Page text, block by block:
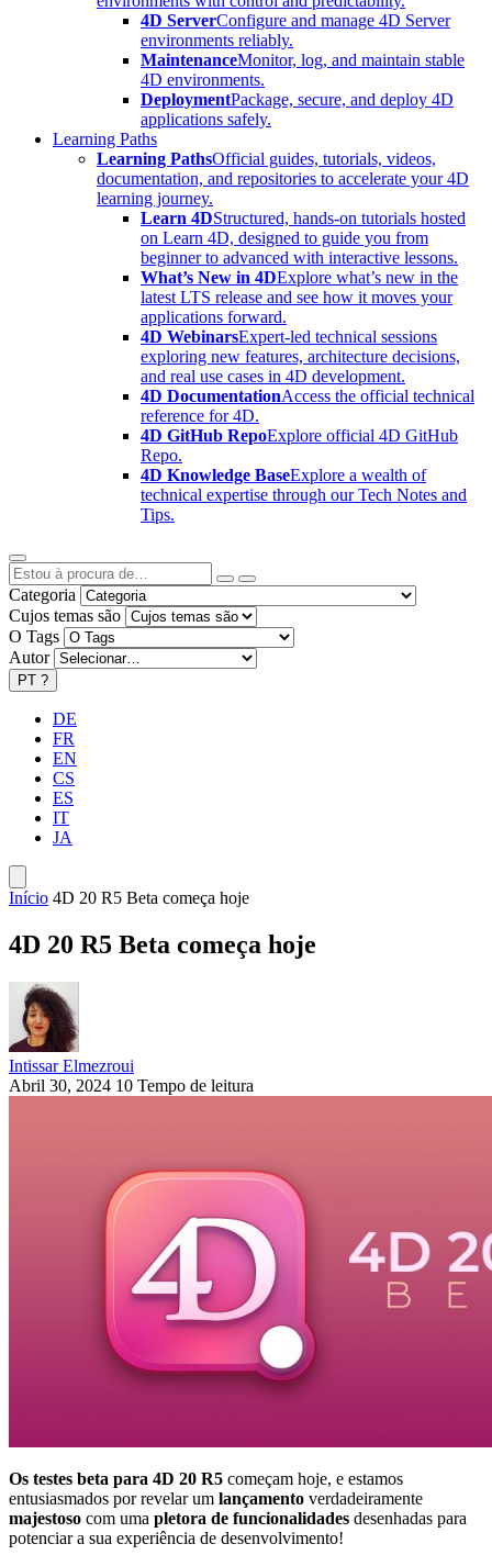
4D ServerConfigure and manage 4D Server
environments reliably.
MaintenanceMonitor, log, and maintain stable
4D environments.
DeploymentPackage, secure, and deploy 4D
applications safely.
Learning Paths
Learning PathsOfficial guides, tutorials, videos,
documentation, and repositories to accelerate your 4D
learning journey.
Learn 4DStructured, hands-on tutorials hosted
on Learn 4D, designed to guide you from
beginner to advanced with interactive lessons.
What’s New in 4DExplore what’s new in the
latest LTS release and see how it moves your
applications forward.
4D WebinarsExpert-led technical sessions
exploring new features, architecture decisions,
and real use cases in 4D development.
4D DocumentationAccess the official technical
reference for 4D.
4D GitHub RepoExplore official 4D GitHub
Repo.
4D Knowledge BaseExplore a wealth of
technical expertise through our Tech Notes and
Tips.
Categoria
Cujos temas são
O Tags
Autor
PT ?
DE
FR
EN
CS
ES
IT
JA
Início 4D 20 R5 Beta começa hoje
4D 20 R5 Beta começa hoje
Intissar Elmezroui
Abril 30, 2024 10 Tempo de leitura
Os testes beta para 4D 20 R5 começam hoje, e estamos
entusiasmados por revelar um lançamento verdadeiramente
majestoso com uma pletora de funcionalidades desenhadas para
potenciar a sua experiência de desenvolvimento!